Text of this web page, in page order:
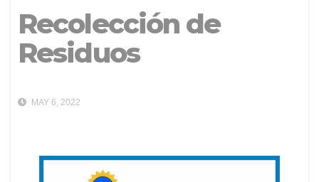
Recolección de
Residuos
MAY 6, 2022